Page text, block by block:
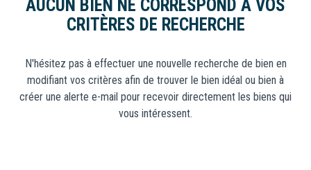
Parkings
Commerciaux
Neuf
VOS
CONSEILLERS
NOUS
REJOINDRE
AUCUN BIEN NE CORRESPOND À VOS
CRITÈRES DE RECHERCHE
N'hésitez pas à effectuer une nouvelle recherche de bien en
modifiant vos critères afin de trouver le bien idéal ou bien à
créer une alerte e-mail pour recevoir directement les biens qui
vous intéressent.